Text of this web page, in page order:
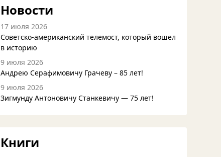
Новости
17 июля 2026
Советско-американский телемост, который вошел
в историю
9 июля 2026
Андрею Серафимовичу Грачеву – 85 лет!
9 июля 2026
Зигмунду Антоновичу Станкевичу — 75 лет!
Книги